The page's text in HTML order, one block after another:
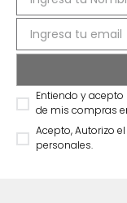
Entiendo y
de mis compras
Acepto, Autorizo
personales.